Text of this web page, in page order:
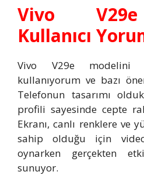
Vivo
Kullanıcı
Vivo V29e modelini
kullanıyorum ve bazı
Telefonun tasarımı
profili sayesinde cepte
Ekranı, canlı renklere ve
sahip olduğu için
oynarken gerçekten
sunuyor.